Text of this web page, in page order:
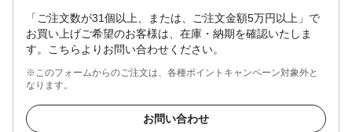
「ご注文数が31個以上、または、ご注文金額5万円以上」で
お買い上げご希望のお客様は、在庫・納期を確認いたしま
す。こちらよりお問い合わせください。
※このフォームからのご注文は、各種ポイントキャンペーン対象外と
なります。
お問い合わせ